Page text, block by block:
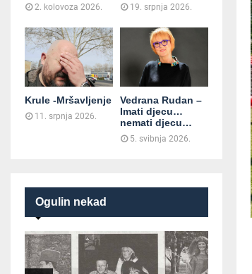
2. kolovoza 2026. 19. srpnja 2026.
Krule -Mršavljenje
11. srpnja 2026.
Vedrana Rudan –
Imati djecu…
nemati djecu…
5. svibnja 2026.
Ogulin nekad